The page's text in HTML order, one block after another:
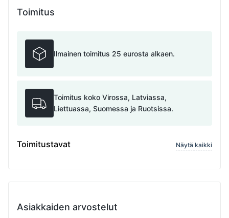
Toimitus
Ilmainen toimitus 25 eurosta alkaen.
Toimitus koko Virossa, Latviassa,
Liettuassa, Suomessa ja Ruotsissa.
Toimitustavat Näytä kaikki
Asiakkaiden arvostelut